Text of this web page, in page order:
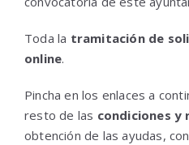
Toda la tramitación de
online.
Pincha en los enlaces a
resto de las condiciones y
obtención de las ayudas,